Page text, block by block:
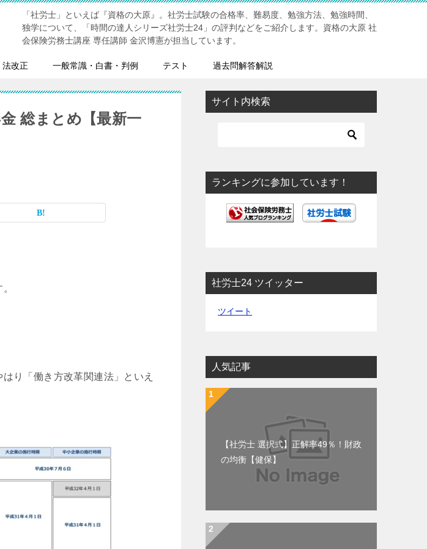
「社労士」といえば『資格の大原』。社労士試験の合格率、難易度、勉強方法、勉強時間、
独学について、「時間の達人シリーズ社労士24」の評判などをご紹介します。資格の大原 社
会保険労務士講座 専任講師 金沢博憲が担当しています。
法改正 一般常識・白書・判例 テスト 過去問解答解説
総まとめ【最新一
り「働き方改革関連法」といえ
サイト内検索
ランキングに参加しています！
社労士24 ツイッター
ツイート
人気記事
【社労士 選択式】正解率49％！財政
の均衡【健保】